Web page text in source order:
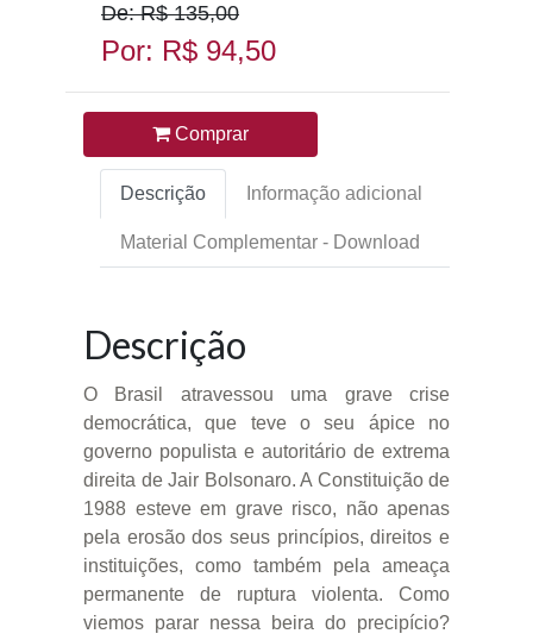
De: R$ 135,00
Por: R$ 94,50
Comprar
Descrição Informação adicional
Material Complementar - Download
Descrição
O Brasil atravessou uma grave crise
democrática, que teve o seu ápice no
governo populista e autoritário de extrema
direita de Jair Bolsonaro. A Constituição de
1988 esteve em grave risco, não apenas
pela erosão dos seus princípios, direitos e
instituições, como também pela ameaça
permanente de ruptura violenta. Como
viemos parar nessa beira do precipício?